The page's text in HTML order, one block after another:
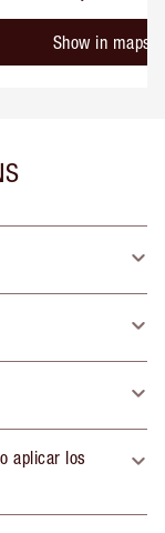
Show in maps
aplicar los